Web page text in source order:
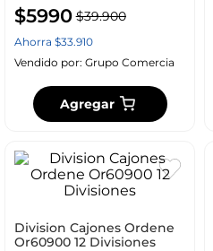
$5990 $39.900
Ahorra $33.910
Vendido por: Grupo Comercia
Agregar
Division Cajones Ordene
Or60900 12 Divisiones